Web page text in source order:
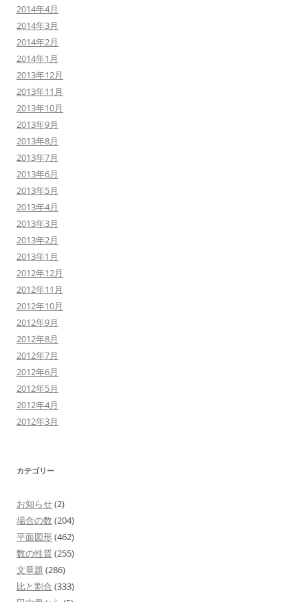
2014年4月
2014年3月
2014年2月
2014年1月
2013年12月
2013年11月
2013年10月
2013年9月
2013年8月
2013年7月
2013年6月
2013年5月
2013年4月
2013年3月
2013年2月
2013年1月
2012年12月
2012年11月
2012年10月
2012年9月
2012年8月
2012年7月
2012年6月
2012年5月
2012年4月
2012年3月
カテゴリー
お知らせ(2)
場合の数 (204)
平面図形(462)
数の性質(255)
文章題 (286)
比と割合 (333)